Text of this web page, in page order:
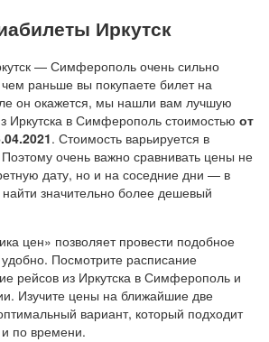
Иркутск
— Симферополь очень сильно
раньше вы покупаете билет на
он окажется, мы нашли вам лучшую
Иркутска в Симферополь стоимостью от
. Стоимость варьируется в
очень важно сравнивать цены не
дату, но и на соседние дни — в
значительно более дешевый
цен» позволяет провести подобное
Посмотрите расписание
рейсов из Иркутска в Симферополь и
Изучите цены на ближайшие две
вариант, который подходит
по времени.